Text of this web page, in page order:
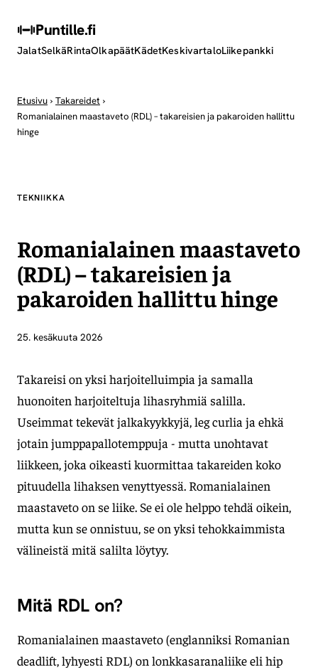
Puntille.fi
JalatSelkäRintaOlkapäätKädetKeskivartaloLiikepankki
Etusivu › Takareidet ›
Romanialainen maastaveto (RDL) – takareisien ja pakaroiden hallittu
hinge
TEKNIIKKA
Romanialainen maastaveto
(RDL) – takareisien ja
pakaroiden hallittu hinge
25. kesäkuuta 2026
Takareisi on yksi harjoitelluimpia ja samalla
huonoiten harjoiteltuja lihasryhmiä salilla.
Useimmat tekevät jalkakyykkyjä, leg curlia ja ehkä
jotain jumppapallotemppuja - mutta unohtavat
liikkeen, joka oikeasti kuormittaa takareiden koko
pituudella lihaksen venyttyessä. Romanialainen
maastaveto on se liike. Se ei ole helppo tehdä oikein,
mutta kun se onnistuu, se on yksi tehokkaimmista
välineistä mitä salilta löytyy.
Mitä RDL on?
Romanialainen maastaveto (englanniksi Romanian
deadlift, lyhyesti RDL) on lonkkasaranaliike eli hip